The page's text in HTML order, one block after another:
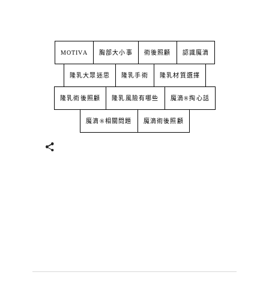
MOTIVA 胸部大小事 術後照顧 認識魔滴
隆乳大眾迷思 隆乳手術 隆乳材質選擇
隆乳術後照顧 隆乳風險有哪些 魔滴®掏心話
魔滴®相關問題 魔滴術後照顧